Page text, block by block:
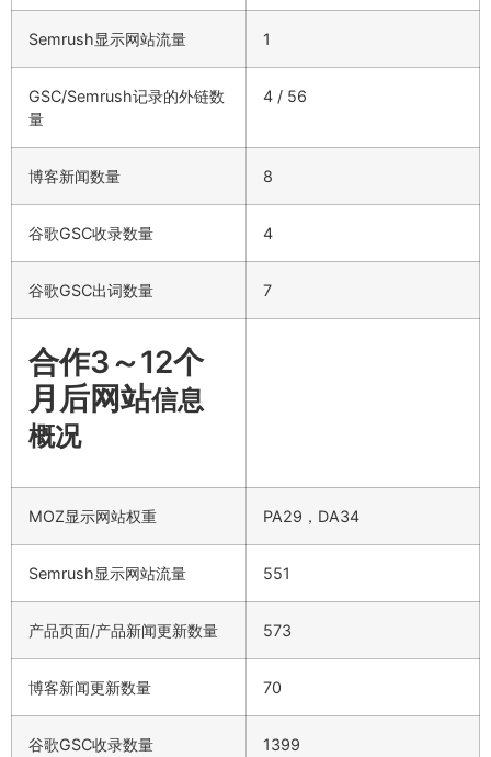
Semrush显示网站流量 1
GSC/Semrush记录的外链数
量
4 / 56
博客新闻数量 8
谷歌GSC收录数量 4
谷歌GSC出词数量 7
合作3～12个
月后网站信息
概况
MOZ显示网站权重 PA29，DA34
Semrush显示网站流量 551
产品页面/产品新闻更新数量 573
博客新闻更新数量 70
谷歌GSC收录数量 1399